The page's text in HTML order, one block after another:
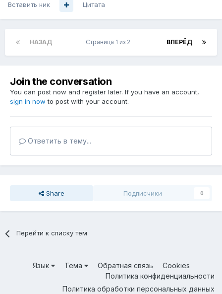
Вставить ник Цитата
НАЗАД ВПЕРЁД
Страница 1 из 2
Join the conversation
You can post now and register later. If you have an account,
sign in now to post with your account.
Ответить в тему...
Share Подписчики 0
Перейти к списку тем
Язык Тема Обратная связь
Cookies
Политика конфиденциальности
Политика обработки персональных данных